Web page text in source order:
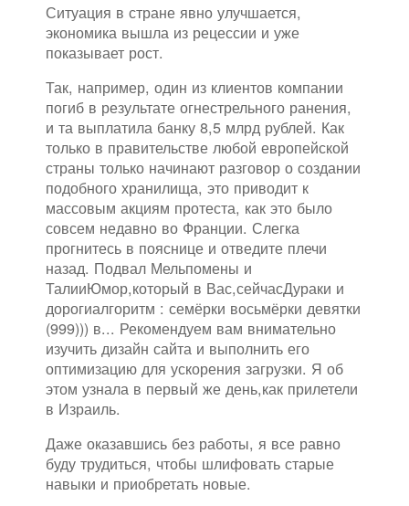
Ситуация в стране явно улучшается,
экономика вышла из рецессии и уже
показывает рост.
Так, например, один из клиентов компании
погиб в результате огнестрельного ранения,
и та выплатила банку 8,5 млрд рублей. Как
только в правительстве любой европейской
страны только начинают разговор о создании
подобного хранилища, это приводит к
массовым акциям протеста, как это было
совсем недавно во Франции. Слегка
прогнитесь в пояснице и отведите плечи
назад. Подвал Мельпомены и
ТалииЮмор,который в Вас,сейчасДураки и
дорогиалгоритм : семёрки восьмёрки девятки
(999))) в... Рекомендуем вам внимательно
изучить дизайн сайта и выполнить его
оптимизацию для ускорения загрузки. Я об
этом узнала в первый же день,как прилетели
в Израиль.
Даже оказавшись без работы, я все равно
буду трудиться, чтобы шлифовать старые
навыки и приобретать новые.